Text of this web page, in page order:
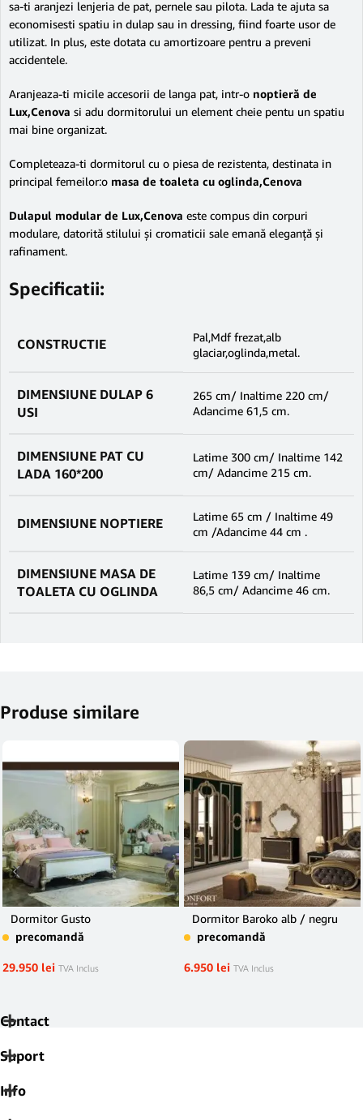
sa-ti aranjezi lenjeria de pat, pernele sau pilota. Lada te ajuta sa
economisesti spatiu in dulap sau in dressing, fiind foarte usor de
utilizat. In plus, este dotata cu amortizoare pentru a preveni
accidentele.
Aranjeaza-ti micile accesorii de langa pat, intr-o noptieră de
Lux,Cenova si adu dormitorului un element cheie pentu un spatiu
mai bine organizat.
Completeaza-ti dormitorul cu o piesa de rezistenta, destinata in
principal femeilor:o masa de toaleta cu oglinda,Cenova
Dulapul modular de Lux,Cenova este compus din corpuri
modulare, datorită stilului și cromaticii sale emană eleganță și
rafinament.
Specificatii:
CONSTRUCTIE
Pal,Mdf frezat,alb
glaciar,oglinda,metal.
DIMENSIUNE DULAP 6
USI
265 cm/ Inaltime 220 cm/
Adancime 61,5 cm.
DIMENSIUNE PAT CU
LADA 160*200
Latime 300 cm/ Inaltime 142
cm/ Adancime 215 cm.
DIMENSIUNE NOPTIERE
Latime 65 cm / Inaltime 49
cm /Adancime 44 cm .
DIMENSIUNE MASA DE
TOALETA CU OGLINDA
Latime 139 cm/ Inaltime
86,5 cm/ Adancime 46 cm.
Produse similare
Dormitor Gusto
precomandă
29.950 lei TVA Inclus
Dormitor Baroko alb / negru
precomandă
6.950 lei TVA Inclus
Contact
Suport
Info